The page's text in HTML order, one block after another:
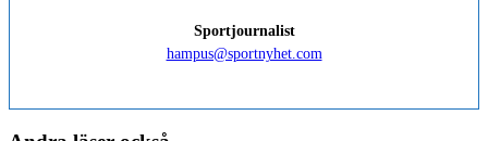
Sportjournalist
hampus@sportnyhet.com